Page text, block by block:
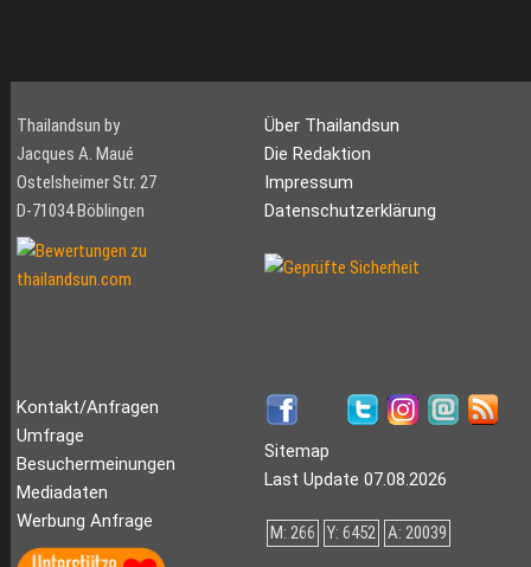
Thailandsun by
Jacques A. Maué
Ostelsheimer Str. 27
D-71034 Böblingen
Über Thailandsun
Die Redaktion
Impressum
Datenschutzerklärung
Kontakt/Anfragen
Umfrage
Besuchermeinungen
Mediadaten
Werbung Anfrage
Sitemap
Last Update 07.08.2026
M: 266 Y: 6452 A: 20039